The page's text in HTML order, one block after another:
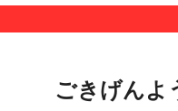
ごきげんよ